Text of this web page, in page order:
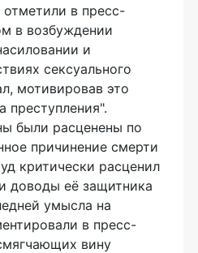
в пресс-
в возбуждении
и
сексуального
мотивировав это
преступления".
были расценены по
причинение смерти
критически расценил
доводы её защитника
умысла на
в пресс-
вину